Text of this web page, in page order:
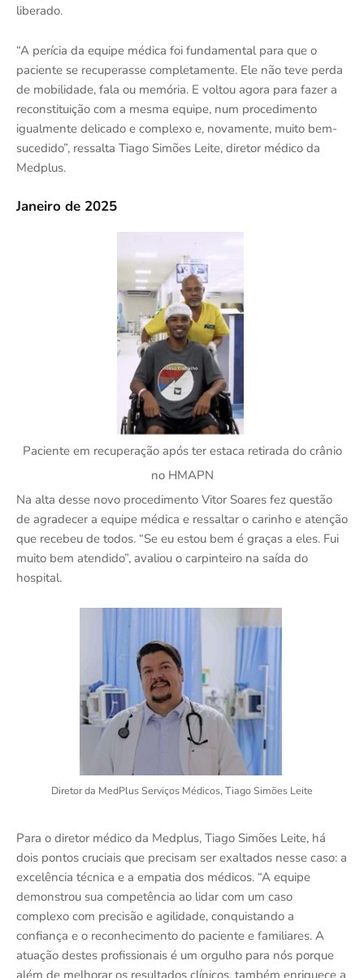
liberado.
“A perícia da equipe médica foi fundamental para que o
paciente se recuperasse completamente. Ele não teve perda
de mobilidade, fala ou memória. E voltou agora para fazer a
reconstituição com a mesma equipe, num procedimento
igualmente delicado e complexo e, novamente, muito bem-
sucedido”, ressalta Tiago Simões Leite, diretor médico da
Medplus.
Janeiro de 2025
Paciente em recuperação após ter estaca retirada do crânio
no HMAPN
Na alta desse novo procedimento Vitor Soares fez questão
de agradecer a equipe médica e ressaltar o carinho e atenção
que recebeu de todos. “Se eu estou bem é graças a eles. Fui
muito bem atendido”, avaliou o carpinteiro na saída do
hospital.
Diretor da MedPlus Serviços Médicos, Tiago Simões Leite
Para o diretor médico da Medplus, Tiago Simões Leite, há
dois pontos cruciais que precisam ser exaltados nesse caso: a
excelência técnica e a empatia dos médicos. “A equipe
demonstrou sua competência ao lidar com um caso
complexo com precisão e agilidade, conquistando a
confiança e o reconhecimento do paciente e familiares. A
atuação destes profissionais é um orgulho para nós porque
além de melhorar os resultados clínicos, também enriquece a